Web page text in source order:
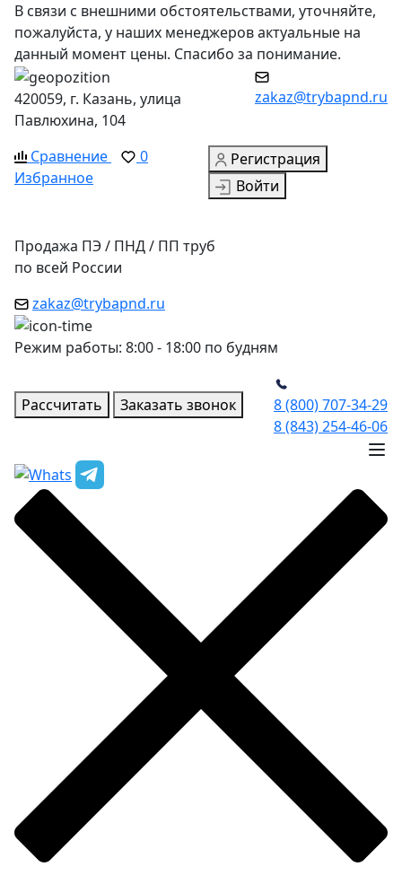
В связи с внешними обстоятельствами, уточняйте,
пожалуйста, у наших менеджеров актуальные на
данный момент цены. Спасибо за понимание.
420059, г. Казань, улица
Павлюхина, 104
zakaz@trybapnd.ru
Сравнение
0
Избранное
Регистрация
Войти
Продажа ПЭ / ПНД / ПП труб
по всей России
zakaz@trybapnd.ru
Режим работы: 8:00 - 18:00 по будням
Рассчитать Заказать звонок
8 (800) 707-34-29
8 (843) 254-46-06